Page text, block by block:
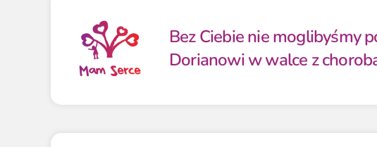
Bez Ciebie nie moglibyśmy
Dorianowi w walce z